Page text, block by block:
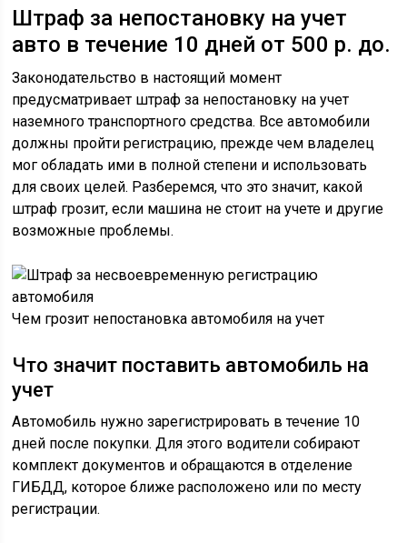
Штраф за непостановку на учет
авто в течение 10 дней от 500 р. до.
Законодательство в настоящий момент
предусматривает штраф за непостановку на учет
наземного транспортного средства. Все автомобили
должны пройти регистрацию, прежде чем владелец
мог обладать ими в полной степени и использовать
для своих целей. Разберемся, что это значит, какой
штраф грозит, если машина не стоит на учете и другие
возможные проблемы.
Чем грозит непостановка автомобиля на учет
Что значит поставить автомобиль на
учет
Автомобиль нужно зарегистрировать в течение 10
дней после покупки. Для этого водители собирают
комплект документов и обращаются в отделение
ГИБДД, которое ближе расположено или по месту
регистрации.